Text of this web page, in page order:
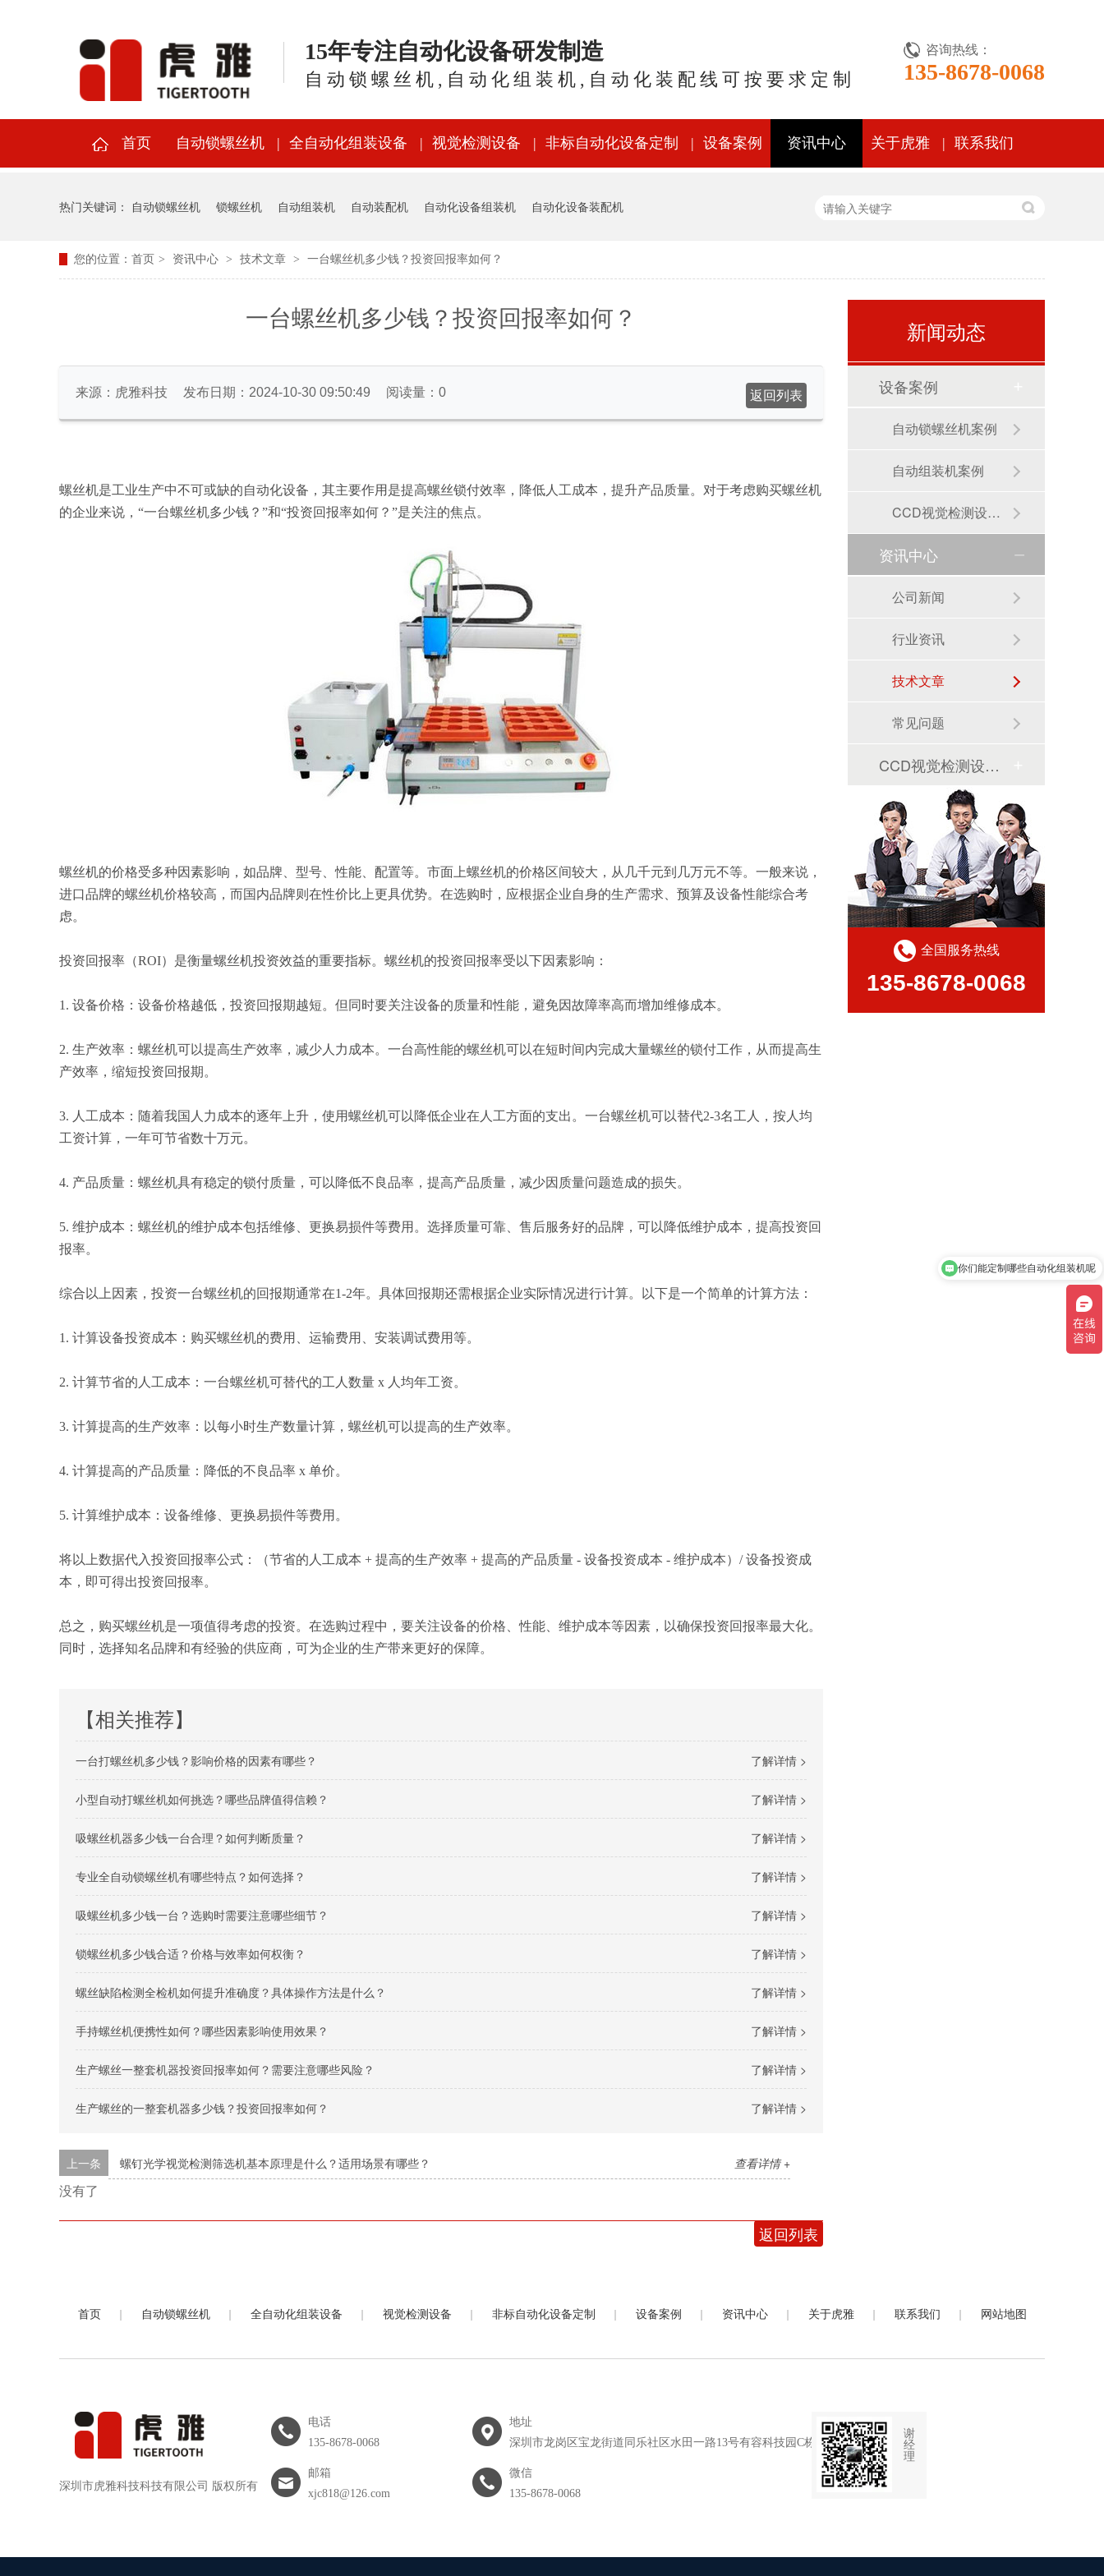
咨询热线：
135-8678-0068
15年专注自动化设备研发制造
自动锁螺丝机,自动化组装机,自动化装配线可按要求定制
首页 自动锁螺丝机 全自动化组装设备 视觉检测设备 非标自动化设备定制 设备案例 资讯中心 关于虎雅 联系我们
热门关键词： 自动锁螺丝机 锁螺丝机 自动组装机 自动装配机 自动化设备组装机 自动化设备装配机
您的位置： 首页 > 资讯中心 > 技术文章 > 一台螺丝机多少钱？投资回报率如何？
一台螺丝机多少钱？投资回报率如何？
返回列表
来源：虎雅科技 发布日期：2024-10-30 09:50:49 阅读量： 0
螺丝机是工业生产中不可或缺的自动化设备，其主要作用是提高螺丝锁付效率，降低人工成本，提升产品质量。对于考虑购买螺丝机
的企业来说， “一台螺丝机多少钱？”和“投资回报率如何？”是关注的焦点。
螺丝机的价格受多种因素影响，如品牌、型号、性能、配置等。市面上螺丝机的价格区间较大，从几千元到几万元不等。一般来说，
进口品牌的螺丝机价格较高，而国内品牌则在性价比上更具优势。在选购时，应根据企业自身的生产需求、预算及设备性能综合考
虑。
投资回报率（ROI）是衡量螺丝机投资效益的重要指标。螺丝机的投资回报率受以下因素影响：
1. 设备价格：设备价格越低，投资回报期越短。但同时要关注设备的质量和性能，避免因故障率高而增加维修成本。
2. 生产效率：螺丝机可以提高生产效率，减少人力成本。一台高性能的螺丝机可以在短时间内完成大量螺丝的锁付工作，从而提高生
产效率，缩短投资回报期。
3. 人工成本：随着我国人力成本的逐年上升，使用螺丝机可以降低企业在人工方面的支出。一台螺丝机可以替代2-3名工人，按人均
工资计算，一年可节省数十万元。
4. 产品质量：螺丝机具有稳定的锁付质量，可以降低不良品率，提高产品质量，减少因质量问题造成的损失。
5. 维护成本：螺丝机的维护成本包括维修、更换易损件等费用。选择质量可靠、售后服务好的品牌，可以降低维护成本，提高投资回
报率。
综合以上因素，投资一台螺丝机的回报期通常在1-2年。具体回报期还需根据企业实际情况进行计算。以下是一个简单的计算方法：
1. 计算设备投资成本：购买螺丝机的费用、运输费用、安装调试费用等。
2. 计算节省的人工成本：一台螺丝机可替代的工人数量 x 人均年工资。
3. 计算提高的生产效率：以每小时生产数量计算，螺丝机可以提高的生产效率。
4. 计算提高的产品质量：降低的不良品率 x 单价。
5. 计算维护成本：设备维修、更换易损件等费用。
将以上数据代入投资回报率公式：（节省的人工成本 + 提高的生产效率 + 提高的产品质量 - 设备投资成本 - 维护成本）/ 设备投资成
本，即可得出投资回报率。
总之，购买螺丝机是一项值得考虑的投资。在选购过程中，要关注设备的价格、性能、维护成本等因素，以确保投资回报率最大化。
同时，选择知名品牌和有经验的供应商，可为企业的生产带来更好的保障。
【相关推荐】
了解详情 >
一台打螺丝机多少钱？影响价格的因素有哪些？
了解详情 >
小型自动打螺丝机如何挑选？哪些品牌值得信赖？
了解详情 >
吸螺丝机器多少钱一台合理？如何判断质量？
了解详情 >
专业全自动锁螺丝机有哪些特点？如何选择？
了解详情 >
吸螺丝机多少钱一台？选购时需要注意哪些细节？
了解详情 >
锁螺丝机多少钱合适？价格与效率如何权衡？
了解详情 >
螺丝缺陷检测全检机如何提升准确度？具体操作方法是什么？
了解详情 >
手持螺丝机便携性如何？哪些因素影响使用效果？
了解详情 >
生产螺丝一整套机器投资回报率如何？需要注意哪些风险？
了解详情 >
生产螺丝的一整套机器多少钱？投资回报率如何？
查看详情 +
上一条 螺钉光学视觉检测筛选机基本原理是什么？适用场景有哪些？
没有了
返回列表
新闻动态
设备案例
自动锁螺丝机案例
自动组装机案例
CCD视觉检测设备案例
资讯中心
公司新闻
行业资讯
技术文章
常见问题
CCD视觉检测设备案例
全国服务热线
135-8678-0068
首页 | 自动锁螺丝机 | 全自动化组装设备 | 视觉检测设备 | 非标自动化设备定制 | 设备案例 | 资讯中心 | 关于虎雅 | 联系我们 | 网站地图
谢
经
理
深圳市虎雅科技科技有限公司 版权所有
电话
135-8678-0068
地址
深圳市龙岗区宝龙街道同乐社区水田一路13号有容科技园C栋4楼
邮箱
xjc818@126.com
微信
135-8678-0068
你们能定制哪些自动化组装机呢